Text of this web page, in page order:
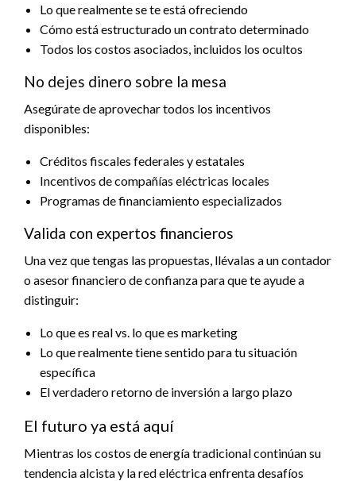
Lo que realmente se te está ofreciendo
Cómo está estructurado un contrato determinado
Todos los costos asociados, incluidos los ocultos
No dejes dinero sobre la mesa
Asegúrate de aprovechar todos los incentivos
disponibles:
Créditos fiscales federales y estatales
Incentivos de compañías eléctricas locales
Programas de financiamiento especializados
Valida con expertos financieros
Una vez que tengas las propuestas, llévalas a un contador
o asesor financiero de confianza para que te ayude a
distinguir:
Lo que es real vs. lo que es marketing
Lo que realmente tiene sentido para tu situación
específica
El verdadero retorno de inversión a largo plazo
El futuro ya está aquí
Mientras los costos de energía tradicional continúan su
tendencia alcista y la red eléctrica enfrenta desafíos